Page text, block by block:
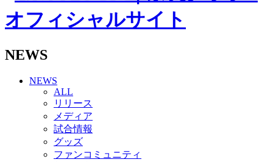
2026/27トップチーム
2026/27トップチームスタッフ
ボランティアチーム「volundeer」
ビクトリーロード
HOMEGAME
観戦ルール＆マナー
ホームゲーム運営管理規定
Jリーグ運営管理規定
写真・動画使用ガイドライン
NEWS
NEWS
ALL
リリース
メディア
試合情報
グッズ
ファンコミュニティ